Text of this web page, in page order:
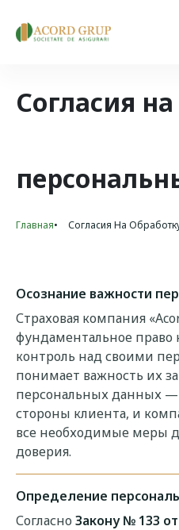
Согласия
Breadcrumb
Главная Согласия На
Осознание важности
Страховая компания
фундаментальное право
контроль над своими
понимает важность их
персональных данных —
стороны клиента, и
все необходимые меры
доверия.
Определение
Согласно Закону № 133